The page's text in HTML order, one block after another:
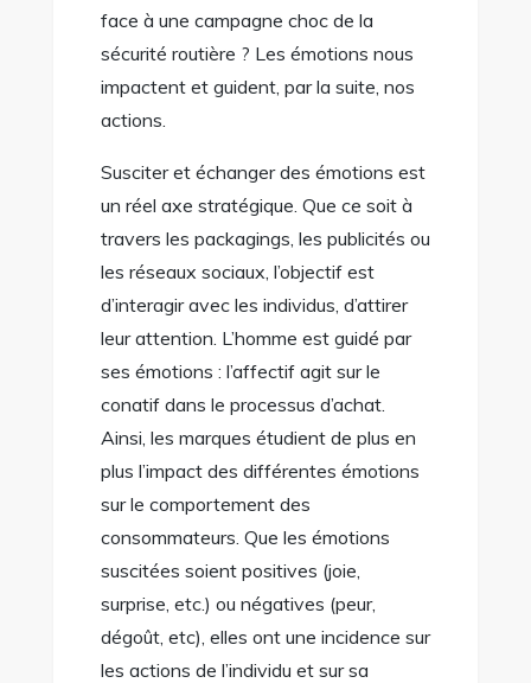
face à une campagne choc de la
sécurité routière ? Les émotions nous
impactent et guident, par la suite, nos
actions.
Susciter et échanger des émotions est
un réel axe stratégique. Que ce soit à
travers les packagings, les publicités ou
les réseaux sociaux, l’objectif est
d’interagir avec les individus, d’attirer
leur attention. L’homme est guidé par
ses émotions : l’affectif agit sur le
conatif dans le processus d’achat.
Ainsi, les marques étudient de plus en
plus l’impact des différentes émotions
sur le comportement des
consommateurs. Que les émotions
suscitées soient positives (joie,
surprise, etc.) ou négatives (peur,
dégoût, etc), elles ont une incidence sur
les actions de l’individu et sur sa